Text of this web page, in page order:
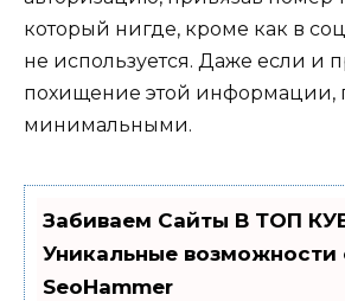
который нигде, кроме как в
не используется. Даже если и
похищение этой информации,
минимальными.
Забиваем Сайты В ТОП
Уникальные возможности
SeoHammer